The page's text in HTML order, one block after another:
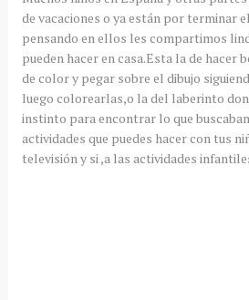
de vacaciones o ya están por terminar
pensando en ellos les compartimos
pueden hacer en casa.Esta la de hacer
de color y pegar sobre el dibujo
luego colorearlas,o la del laberinto
instinto para encontrar lo que
actividades que puedes hacer con tus
televisión y si ,a las actividades